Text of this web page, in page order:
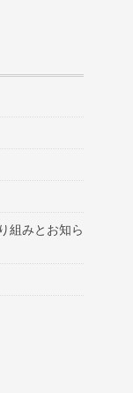
組みとお知ら